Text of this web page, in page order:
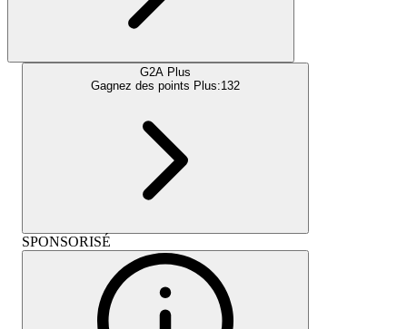
G2A Plus
Gagnez des points Plus:132
SPONSORISÉ